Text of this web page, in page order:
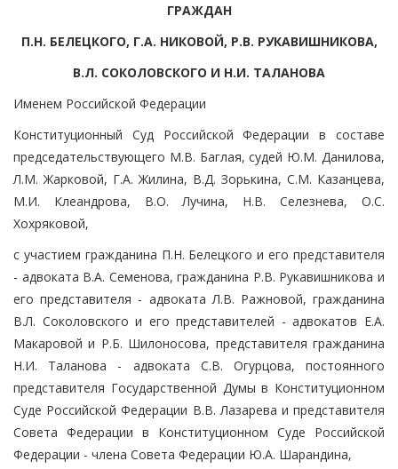
ГРАЖДАН
П.Н. БЕЛЕЦКОГО, Г.А. НИКОВОЙ, Р.В. РУКАВИШНИКОВА,
В.Л. СОКОЛОВСКОГО И Н.И. ТАЛАНОВА
Именем Российской Федерации
Конституционный Суд Российской Федерации в составе
председательствующего М.В. Баглая, судей Ю.М. Данилова,
Л.М. Жарковой, Г.А. Жилина, В.Д. Зорькина, С.М. Казанцева,
М.И. Клеандрова, В.О. Лучина, Н.В. Селезнева, О.С.
Хохряковой,
с участием гражданина П.Н. Белецкого и его представителя
- адвоката В.А. Семенова, гражданина Р.В. Рукавишникова и
его представителя - адвоката Л.В. Ражновой, гражданина
В.Л. Соколовского и его представителей - адвокатов Е.А.
Макаровой и Р.Б. Шилоносова, представителя гражданина
Н.И. Таланова - адвоката С.В. Огурцова, постоянного
представителя Государственной Думы в Конституционном
Суде Российской Федерации В.В. Лазарева и представителя
Совета Федерации в Конституционном Суде Российской
Федерации - члена Совета Федерации Ю.А. Шарандина,